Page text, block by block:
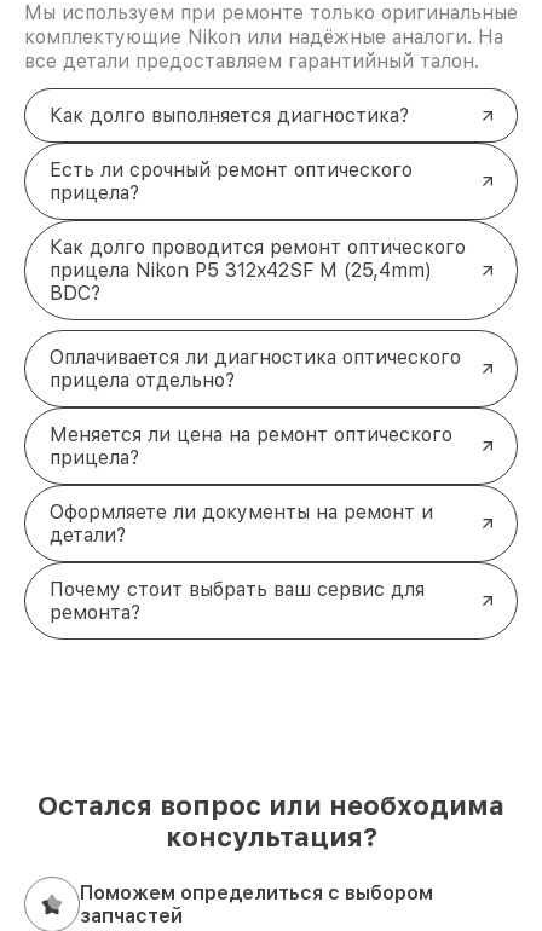
Мы используем при ремонте только оригинальные
комплектующие Nikon или надёжные аналоги. На
все детали предоставляем гарантийный талон.
Как долго выполняется диагностика?
Есть ли срочный ремонт оптического
прицела?
Как долго проводится ремонт оптического
прицела Nikon P5 312x42SF M (25,4mm)
BDC?
Оплачивается ли диагностика оптического
прицела отдельно?
Меняется ли цена на ремонт оптического
прицела?
Оформляете ли документы на ремонт и
детали?
Почему стоит выбрать ваш сервис для
ремонта?
Остался вопрос или необходима
консультация?
Поможем определиться с выбором
запчастей